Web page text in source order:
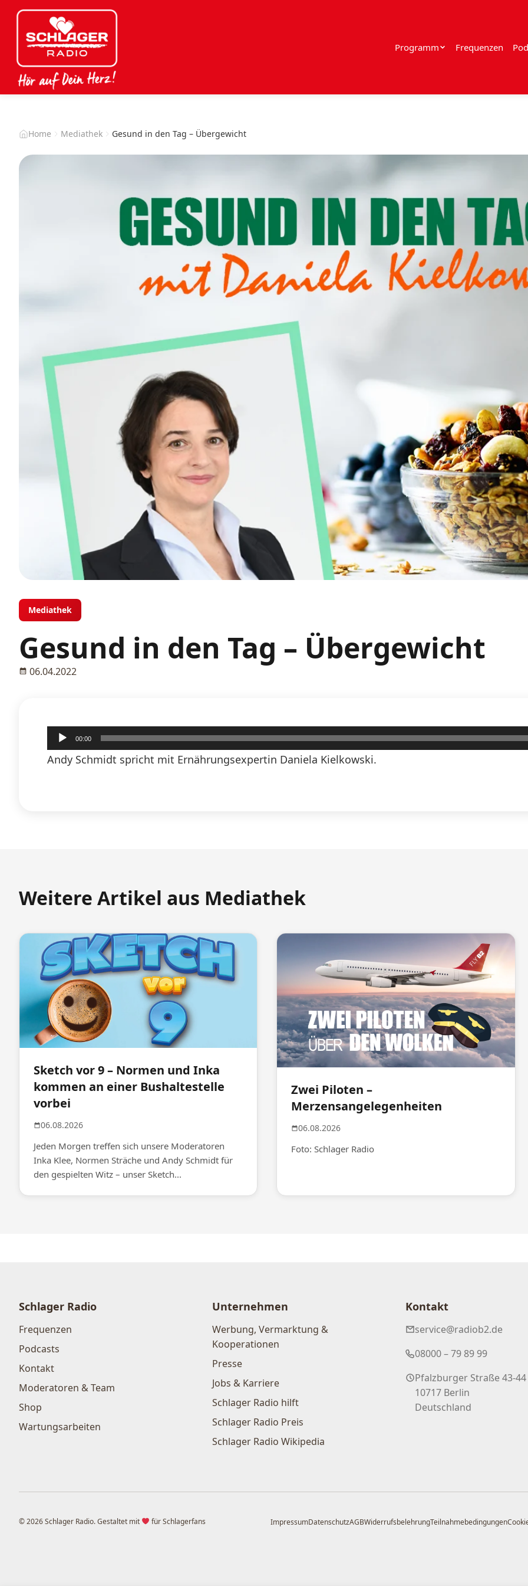
Programm Frequenzen
Home Mediathek Gesund in den Tag – Übergewicht
Mediathek
Gesund in den Tag – Übergewicht
06.04.2022
Audio-
Player
00:00
Andy Schmidt spricht mit Ernährungsexpertin Daniela Kielkowski.
Weitere Artikel aus Mediathek
Sketch vor 9 – Normen und Inka
kommen an einer Bushaltestelle
vorbei
06.08.2026
Jeden Morgen treffen sich unsere Moderatoren
Inka Klee, Normen Sträche und Andy Schmidt für
den gespielten Witz – unser Sketch...
Zwei Piloten –
Merzensangelegenheiten
06.08.2026
Foto: Schlager Radio
Schlager Radio
Frequenzen
Podcasts
Kontakt
Moderatoren & Team
Shop
Wartungsarbeiten
Unternehmen
Werbung, Vermarktung &
Kooperationen
Presse
Jobs & Karriere
Schlager Radio hilft
Schlager Radio Preis
Schlager Radio Wikipedia
Kontakt
service@radiob2.de
08000 – 79 89 99
Pfalzburger Straße 43-44
10717 Berlin
Deutschland
© 2026 Schlager Radio. Gestaltet mit für Schlagerfans ImpressumDatenschutzAGBWiderrufsbelehrungTeilnahmebedingungen